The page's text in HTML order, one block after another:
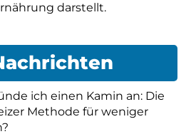
darstellt.
ich einen Kamin an: Die
Methode für weniger